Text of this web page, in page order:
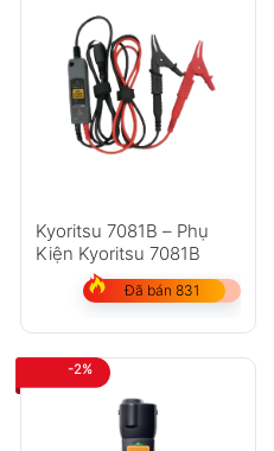
Kyoritsu 7081B – Phụ
Kiện Kyoritsu 7081B
Đã bán 831
-2%